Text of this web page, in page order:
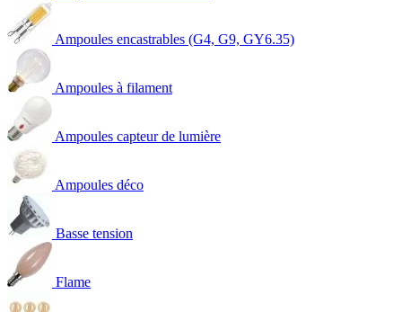
Ampoules encastrables (G4, G9, GY6.35)
Ampoules à filament
Ampoules capteur de lumière
Ampoules déco
Basse tension
Flame